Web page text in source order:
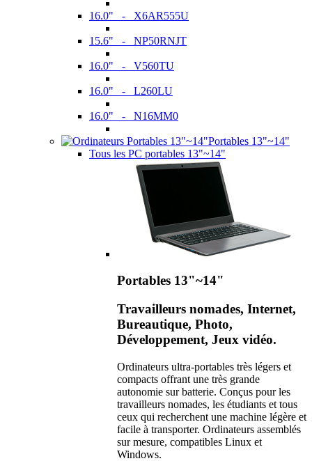
16.0" - X6AR555U
15.6" - NP50RNJT
16.0" - V560TU
16.0" - L260LU
16.0" - N16MM0
Portables 13"~14"
Tous les PC portables 13"~14"
Portables 13"~14"
Travailleurs nomades, Internet,
Bureautique, Photo,
Développement, Jeux vidéo.
Ordinateurs ultra-portables très légers et
compacts offrant une très grande
autonomie sur batterie. Conçus pour les
travailleurs nomades, les étudiants et tous
ceux qui recherchent une machine légère et
facile à transporter. Ordinateurs assemblés
sur mesure, compatibles Linux et
Windows.